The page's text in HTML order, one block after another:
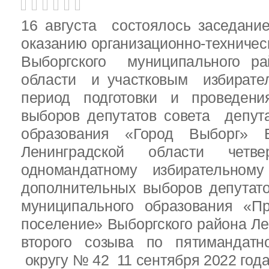
16 августа состоялось
оказанию организационно-
Выборгского муниципального
области и участковым
период подготовки и
выборов депутатов совета
образования «Город Выборг»
Ленинградской области
одномандатному
дополнительных выборов
муниципального образования
поселение» Выборгского района
второго созыва по
округу № 42 11 сентября 2022